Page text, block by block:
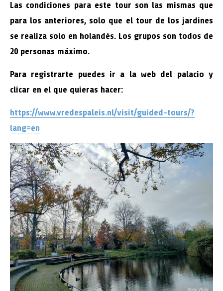
Las condiciones para este tour son las mismas que
para los anteriores, solo que el tour de los jardines
se realiza solo en holandés. Los grupos son todos de
20 personas máximo.
Para registrarte puedes ir a la web del palacio y
clicar en el que quieras hacer:
https://www.vredespaleis.nl/visit/guided-tours/?
lang=en